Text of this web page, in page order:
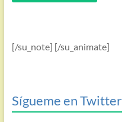
[/su_note] [/su_animate]
Sígueme en Twitter